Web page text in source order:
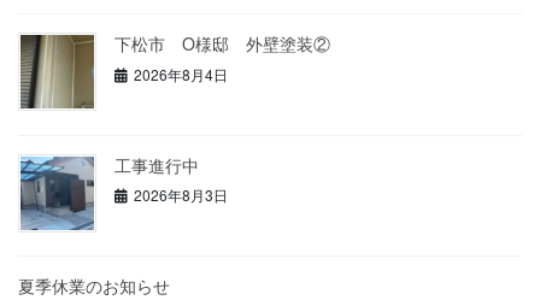
下松市 O様邸 外壁塗装②
2026年8月4日
工事進行中
2026年8月3日
夏季休業のお知らせ